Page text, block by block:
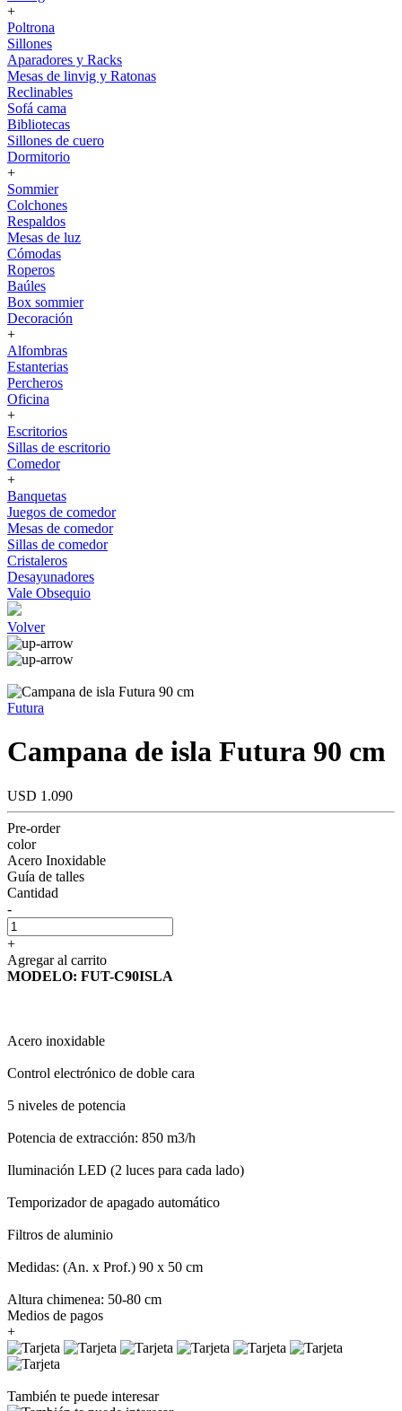
+
Poltrona
Sillones
Aparadores y Racks
Mesas de linvig y Ratonas
Reclinables
Sofá cama
Bibliotecas
Sillones de cuero
Dormitorio
+
Sommier
Colchones
Respaldos
Mesas de luz
Cómodas
Roperos
Baúles
Box sommier
Decoración
+
Alfombras
Estanterias
Percheros
Oficina
+
Escritorios
Sillas de escritorio
Comedor
+
Banquetas
Juegos de comedor
Mesas de comedor
Sillas de comedor
Cristaleros
Desayunadores
Vale Obsequio
Volver
Futura
Campana de isla Futura 90 cm
USD 1.090
Pre-order
color
Acero Inoxidable
Guía de talles
Cantidad
-
+
Agregar al carrito
MODELO: FUT-C90ISLA
Acero inoxidable
Control electrónico de doble cara
5 niveles de potencia
Potencia de extracción: 850 m3/h
Iluminación LED (2 luces para cada lado)
Temporizador de apagado automático
Filtros de aluminio
Medidas: (An. x Prof.) 90 x 50 cm
Altura chimenea: 50-80 cm
Medios de pagos
+
También te puede interesar